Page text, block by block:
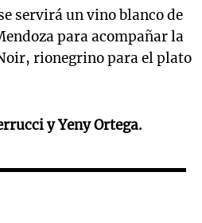
servirá un vino blanco de
para acompañar la
rionegrino para el plato
y Yeny Ortega.